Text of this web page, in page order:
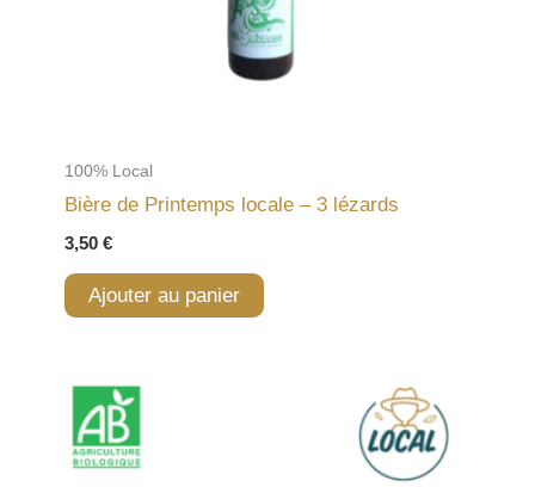
100% Local
Bière de Printemps locale – 3 lézards
3,50 €
Ajouter au panier